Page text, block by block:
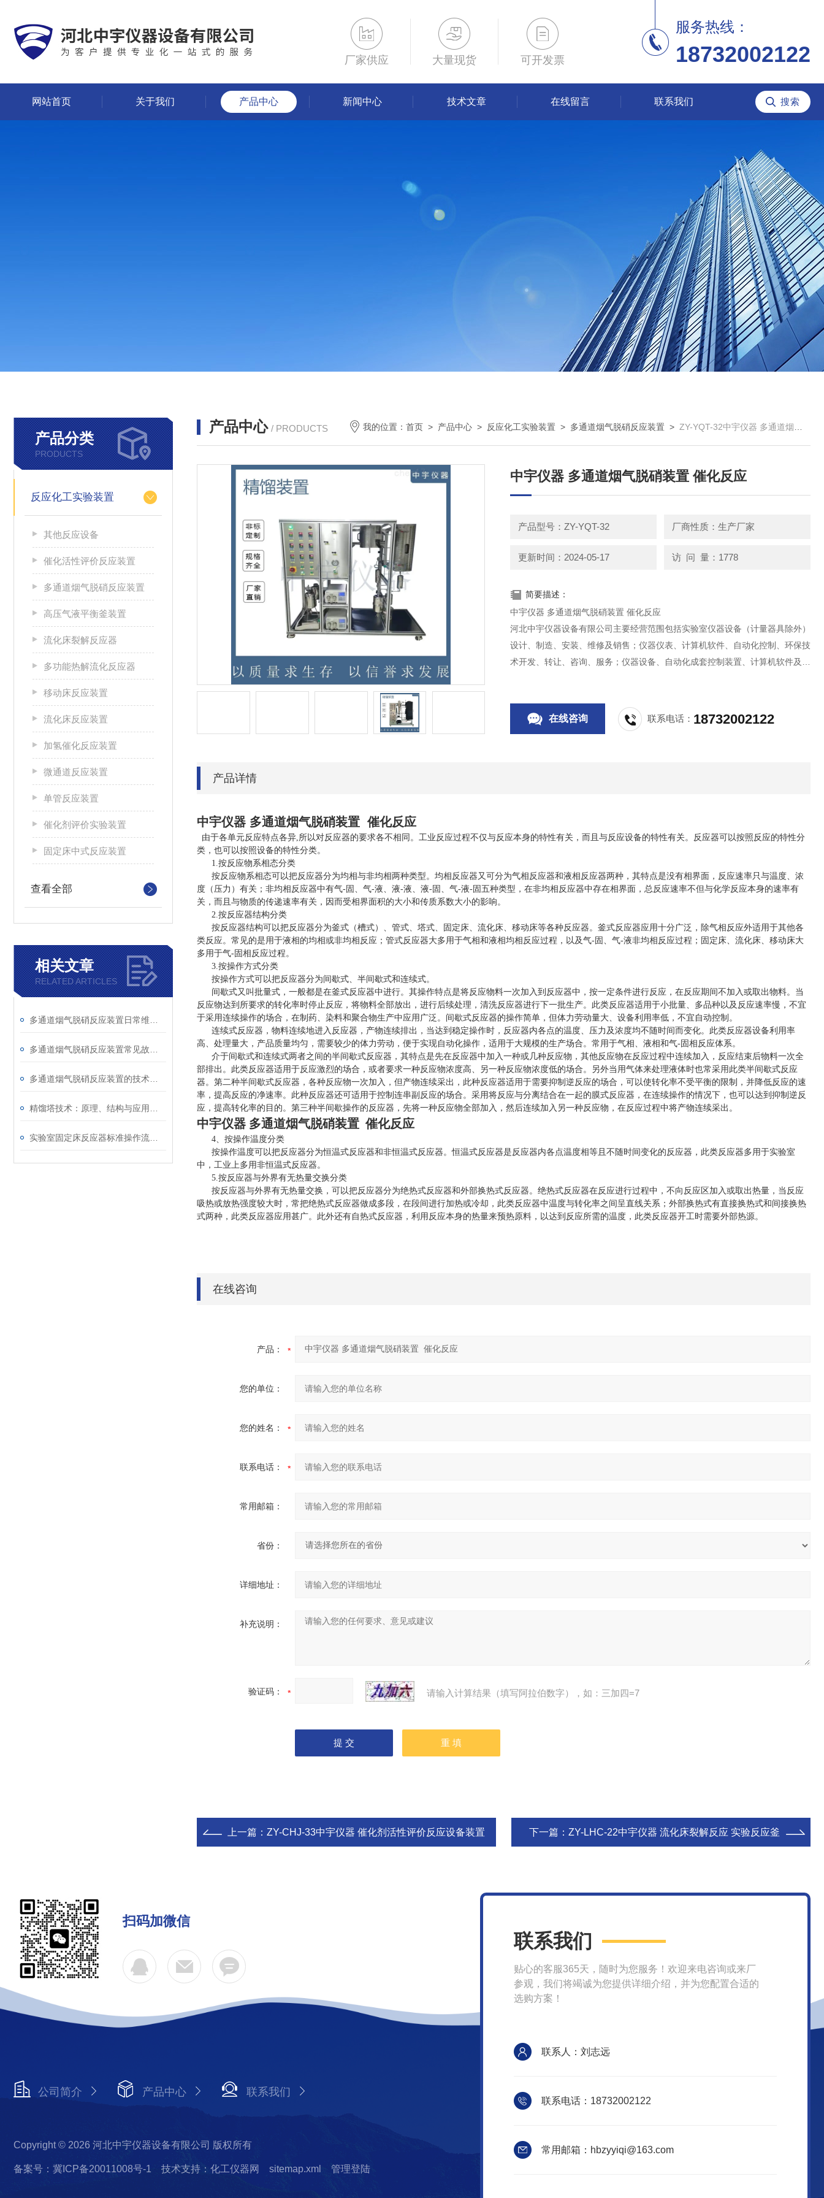
厂家供应 大量现货 可开发票
服务热线：
18732002122
网站首页 关于我们 产品中心 新闻中心 技术文章 在线留言 联系我们
产品分类
PRODUCTS
反应化工实验装置
其他反应设备
催化活性评价反应装置
多通道烟气脱硝反应装置
高压气液平衡釜装置
流化床裂解反应器
多功能热解流化反应器
移动床反应装置
流化床反应装置
加氢催化反应装置
微通道反应装置
单管反应装置
催化剂评价实验装置
固定床中式反应装置
查看全部
相关文章
RELATED ARTICLES
产品中心 / PRODUCTS 我的位置：首页 > 产品中心 > 反应化工实验装置 > 多通道烟气脱硝反应装置 > ZY-YQT-32中宇仪器 多通道烟气脱硝装置 催化反应
中宇仪器 多通道烟气脱硝装置 催化反应
产品型号：ZY-YQT-32 厂商性质：生产厂家
更新时间：2024-05-17 访 问 量：1778
简要描述：
中宇仪器 多通道烟气脱硝装置 催化反应
河北中宇仪器设备有限公司主要经营范围包括实验室仪器设备（计量器具除外）
设计、制造、安装、维修及销售；仪器仪表、计算机软件、自动化控制、环保技
术开发、转让、咨询、服务；仪器设备、自动化成套控制装置、计算机软件及辅
在线咨询 联系电话： 18732002122
产品详情
中宇仪器 多通道烟气脱硝装置 催化反应
由于各单元反应特点各异,所以对反应器的要求各不相同。工业反应过程不仅与反应本身的特性有关，而且与反应设备的特性有关。反应器可以按照反应的特性分
类，也可以按照设备的特性分类。
1.按反应物系相态分类
按反应物系相态可以把反应器分为均相与非均相两种类型。均相反应器又可分为气相反应器和液相反应器两种，其特点是没有相界面，反应速率只与温度、浓
度（压力）有关；非均相反应器中有气-固、气-液、液-液、液-固、气-液-固五种类型，在非均相反应器中存在相界面，总反应速率不但与化学反应本身的速率有
关，而且与物质的传递速率有关，因而受相界面积的大小和传质系数大小的影响。
2.按反应器结构分类
按反应器结构可以把反应器分为釜式（槽式）、管式、塔式、固定床、流化床、移动床等各种反应器。釜式反应器应用十分广泛，除气相反应外适用于其他各
类反应。常见的是用于液相的均相或非均相反应；管式反应器大多用于气相和液相均相反应过程，以及气-固、气-液非均相反应过程；固定床、流化床、移动床大
多用于气-固相反应过程。
3.按操作方式分类
按操作方式可以把反应器分为间歇式、半间歇式和连续式。
间歇式又叫批量式，一般都是在釜式反应器中进行。其操作特点是将反应物料一次加入到反应器中，按一定条件进行反应，在反应期间不加入或取出物料。当
反应物达到所要求的转化率时停止反应，将物料全部放出，进行后续处理，清洗反应器进行下一批生产。此类反应器适用于小批量、多品种以及反应速率慢，不宜
于采用连续操作的场合，在制药、染料和聚合物生产中应用广泛。间歇式反应器的操作简单，但体力劳动量大、设备利用率低，不宜自动控制。
连续式反应器，物料连续地进入反应器，产物连续排出，当达到稳定操作时，反应器内各点的温度、压力及浓度均不随时间而变化。此类反应器设备利用率
高、处理量大，产品质量均匀，需要较少的体力劳动，便于实现自动化操作，适用于大规模的生产场合。常用于气相、液相和气-固相反应体系。
介于间歇式和连续式两者之间的半间歇式反应器，其特点是先在反应器中加入一种或几种反应物，其他反应物在反应过程中连续加入，反应结束后物料一次全
部排出。此类反应器适用于反应激烈的场合，或者要求一种反应物浓度高、另一种反应物浓度低的场合。另外当用气体来处理液体时也常采用此类半间歇式反应
器。第二种半间歇式反应器，各种反应物一次加入，但产物连续采出，此种反应器适用于需要抑制逆反应的场合，可以使转化率不受平衡的限制，并降低反应的速
率，提高反应的净速率。此种反应器还可适用于控制连串副反应的场合。采用将反应与分离结合在一起的膜式反应器，在连续操作的情况下，也可以达到抑制逆反
应，提高转化率的目的。第三种半间歇操作的反应器，先将一种反应物全部加入，然后连续加入另一种反应物，在反应过程中将产物连续采出。
中宇仪器 多通道烟气脱硝装置 催化反应
4、按操作温度分类
按操作温度可以把反应器分为恒温式反应器和非恒温式反应器。恒温式反应器是反应器内各点温度相等且不随时间变化的反应器，此类反应器多用于实验室
中，工业上多用非恒温式反应器。
5.按反应器与外界有无热量交换分类
按反应器与外界有无热量交换，可以把反应器分为绝热式反应器和外部换热式反应器。绝热式反应器在反应进行过程中，不向反应区加入或取出热量，当反应
吸热或放热强度较大时，常把绝热式反应器做成多段，在段间进行加热或冷却，此类反应器中温度与转化率之间呈直线关系；外部换热式有直接换热式和间接换热
式两种，此类反应器应用甚广。此外还有自热式反应器，利用反应本身的热量来预热原料，以达到反应所需的温度，此类反应器开工时需要外部热源。
在线咨询
产品：
您的单位：
您的姓名：
联系电话：
常用邮箱：
省份：
详细地址：
补充说明：
验证码： 请输入计算结果（填写阿拉伯数字），如：三加四=7
上一篇： ZY-CHJ-33中宇仪器 催化剂活性评价反应设备装置 下一篇： ZY-LHC-22中宇仪器 流化床裂解反应 实验反应釜
扫码加微信
公司简介 产品中心 联系我们
Copyright © 2026 河北中宇仪器设备有限公司 版权所有
备案号：冀ICP备20011008号-1 技术支持：化工仪器网 sitemap.xml 管理登陆
联系我们
贴心的客服365天，随时为您服务！欢迎来电咨询或来厂
参观，我们将竭诚为您提供详细介绍，并为您配置合适的
选购方案！
联系人：刘志远
联系电话：18732002122
常用邮箱：hbzyyiqi@163.com